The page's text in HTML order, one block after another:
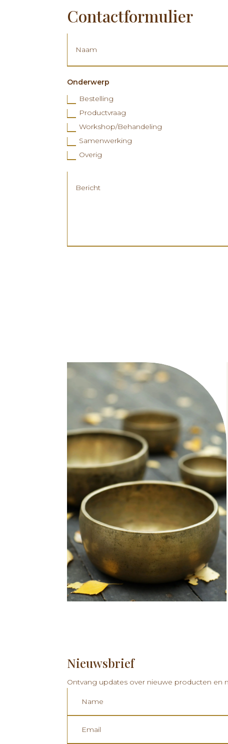
Contactformulier
Onderwerp
Bestelling
Productvraag
Workshop/Behandeling
Samenwerking
Overig
Nieuwsbrief
Ontvang updates over nieuwe producten en